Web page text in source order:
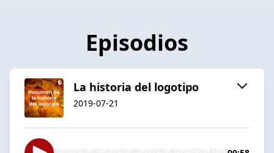
Episodios
La historia del logotipo
2019-07-21